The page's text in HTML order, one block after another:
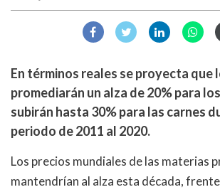
En términos reales se proyecta que
promediarán un alza de 20% para
subirán hasta 30% para las carnes
periodo de 2011 al 2020.
Los precios mundiales de las materias
mantendrían al alza esta década,